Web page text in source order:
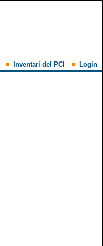
Inventari del PCI Login